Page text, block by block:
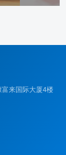
来国际大厦4楼